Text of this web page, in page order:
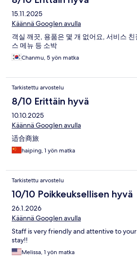
15.11.2025
Käännä Googlen avulla
객실 깨끗, 용품은 몇 개 없어요, 서비스
스 메뉴 등 소박
Chanmu, 5 yön matka
Tarkistettu arvostelu
8/10 Erittäin hyvä
10.10.2025
Käännä Googlen avulla
适合商旅
haiping, 1 yön matka
Tarkistettu arvostelu
10/10 Poikkeuksellisen hyvä
26.1.2026
Käännä Googlen avulla
Staff is very friendly and attentive to
stay!!
Melissa, 1 yön matka